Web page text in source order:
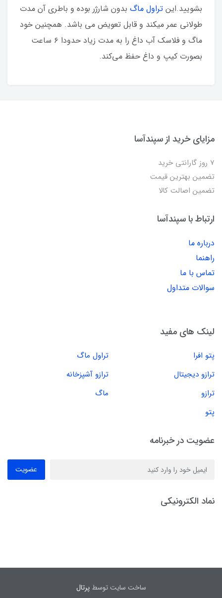
بشویید.این تراول ماگ بدون شارژر بوده و باطری آن مدت
طولانی عمر میکند و قابل تعویض می باشد. همچنین خود
ماگ و فلاسک آب داغ را به مدت زیاد حدودا ۶ ساعت
بصورت کیپ و داغ حفظ می‌کند.
مزایای خرید از سپندآسا
7 روز گارانتی خرید
تضمین بهترین قیمت
تضمین اصالت کالا
ارتباط با سپندآسا
درباره ما
راهنما
تماس با ما
سوالات متداول
لینک های مفید
پتو افرا
تراول ماگ
ترازو دیجیتال
ترازو آشپزخانه
ترازو
ماگ
پتو
عضویت در خبرنامه
عضویت
نماد الکترونیکی
ساخت سایت توسطپرتال